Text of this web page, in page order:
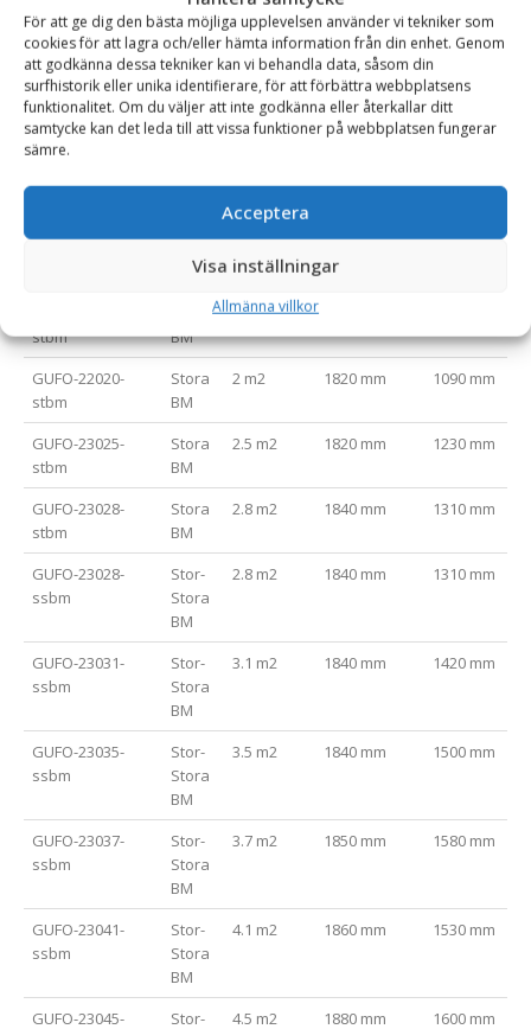
För att ge dig den bästa möjliga upplevelsen använder vi tekniker som
cookies för att lagra och/eller hämta information från din enhet. Genom
att godkänna dessa tekniker kan vi behandla data, såsom din
surfhistorik eller unika identifierare, för att förbättra webbplatsens
funktionalitet. Om du väljer att inte godkänna eller återkallar ditt
samtycke kan det leda till att vissa funktioner på webbplatsen fungerar
sämre.
Acceptera
Visa inställningar
Allmänna villkor
Utbytbara sparstål på gaffelbenen är standard
Avrundad fångarmsspets som ger mindre skada på virket
Hydraulcylindrar med ändlägesdämpning
Varianttabell
Area (m2)
BM
stbm
BM
1.8 m2
GUFO-22020-
stbm
Stora
BM
2 m2 1820 mm 1090 mm
GUFO-23025-
stbm
Stora
BM
2.5 m2 1820 mm 1230 mm
GUFO-23028-
stbm
Stora
BM
2.8 m2 1840 mm 1310 mm
GUFO-23028-
ssbm
Stor-
Stora
BM
2.8 m2 1840 mm 1310 mm
GUFO-23031-
ssbm
Stor-
Stora
BM
3.1 m2 1840 mm 1420 mm
GUFO-23035-
ssbm
Stor-
Stora
BM
3.5 m2 1840 mm 1500 mm
GUFO-23037-
ssbm
Stor-
Stora
BM
3.7 m2 1850 mm 1580 mm
GUFO-23041-
ssbm
Stor-
Stora
BM
4.1 m2 1860 mm 1530 mm
GUFO-23045-
Stor-
4.5 m2 1880 mm 1600 mm